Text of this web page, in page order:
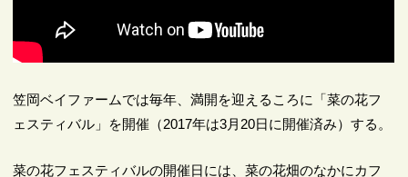
笠岡ベイファームでは毎年、満開を迎えるころに「菜の花フ
ェスティバル」を開催（2017年は3月20日に開催済み）する。
菜の花フェスティバルの開催日には、菜の花畑のなかにカフ